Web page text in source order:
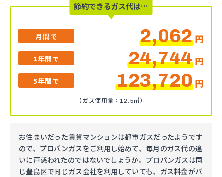
節約できるガス代は…
月間で 2,062円
1年間で 24,744円
5年間で 123,720円
（ガス使用量：12.5㎥）
お住まいだった賃貸マンションは都市ガスだったようです
ので、プロパンガスをご利用し始めて、毎月のガス代の違
いに戸惑われたのではないでしょうか。プロパンガスは同
じ豊島区で同じガス会社を利用していても、ガス料金がバ